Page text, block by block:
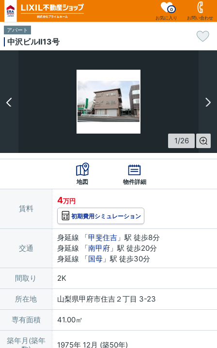
お気に入り
0
お問い合わせ
アパート
中沢ビルⅡ13号
1/26
地図 物件詳細
賃料
4万円
初期費用シミュレーション
交通
身延線 「甲斐住吉 」駅 徒歩8分
身延線 「南甲府 」駅 徒歩20分
身延線 「国母 」駅 徒歩30分
間取り 2K
所在地 山梨県甲府市住吉２丁目 3-23
専有面積 41.00㎡
築年月(築年
1975年 12月 (築50年)